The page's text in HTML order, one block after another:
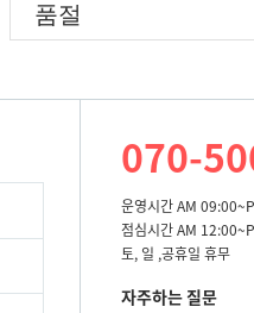
품절
070-
운영시간 AM
점심시간 AM
토, 일 ,공휴일 휴무
자주하는 질문